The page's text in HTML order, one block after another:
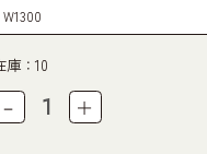
庫：10
－ ＋